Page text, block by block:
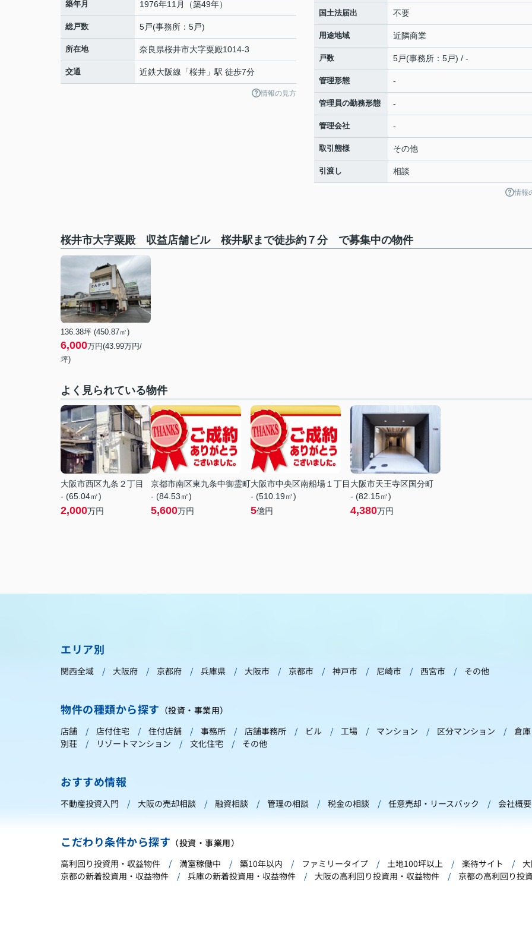
築年月 1976年11月（築49年）
総戸数 5戸(事務所：5戸)
所在地 奈良県桜井市大字粟殿1014-3
交通 近鉄大阪線 「桜井 」駅 徒歩7分
情報の見方
国土法届出 不要
用途地域 近隣商業
戸数 5戸(事務所：5戸) / -
管理形態 -
管理員の勤務形態 -
管理会社 -
取引態様 その他
引渡し 相談
情報
桜井市大字粟殿 収益店舗ビル 桜井駅まで徒歩約７分 で募集中の物件
136.38坪 (450.87㎡)
6,000万円(43.99万円/
坪)
よく見られている物件
大阪市西区九条２丁目
- (65.04㎡)
2,000万円
京都市南区東九条中御霊町
- (84.53㎡)
5,600万円
大阪市中央区南船場１丁目
- (510.19㎡)
5億円
大阪市天王寺区国分町
- (82.15㎡)
4,380万円
エリア別
関西全域 大阪府 京都府 兵庫県 大阪市 京都市 神戸市 尼崎市 西宮市 その他
物件の種類から探す （投資・事業用）
店舗
店付住宅 住付店舗 事務所 店舗事務所 ビル 工場 マンション 区分マンション
倉庫
別荘
リゾートマンション 文化住宅 その他
おすすめ情報
不動産投資入門 大阪の売却相談 融資相談 管理の相談 税金の相談 任意売却・リースバック 会社概要
こだわり条件から探す （投資・事業用）
高利回り投資用・収益物件
満室稼働中 築10年以内 ファミリータイプ 土地100坪以上 楽待サイト
京都の新着投資用・収益物件
兵庫の新着投資用・収益物件 大阪の高利回り投資用・収益物件 京都の高利回り投